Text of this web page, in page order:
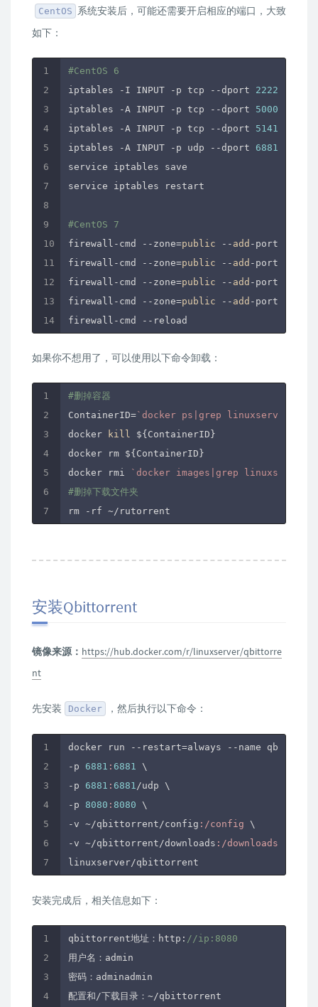
CentOS 系统安装后，可能还需要开启相应的端口，大致
如下：
#CentOS 6
iptables -I INPUT -p tcp --dport 2222
iptables -A INPUT -p tcp --dport 5000
iptables -A INPUT -p tcp --dport 51413
iptables -A INPUT -p udp --dport 6881
service iptables save
service iptables restart
#CentOS 7
firewall-cmd --zone=public -- add -port=
firewall-cmd --zone=public -- add -port=
firewall-cmd --zone=public -- add -port=
firewall-cmd --zone=public -- add -port=
firewall-cmd --reload
如果你不想用了，可以使用以下命令卸载：
#删掉容器
ContainerID=`docker ps|grep linuxserver/
docker
kill ${ContainerID}
docker rm ${ContainerID}
docker rmi
`docker images|grep
#删掉下载文件夹
rm -rf ~
安装Qbittorrent
镜像来源： https://hub.docker.com/r/linuxserver/qbittorre
nt
先安装 Docker ，然后执行以下命令：
docker run --restart=always --name
-p 6881 : 6881 \
-p 6881 : 6881/udp \
-p 8080 : 8080 \
-v ~/qbittorrent/config :/config \
-v ~/qbittorrent/downloads :/downloads
安装完成后，相关信息如下：
qbittorrent地址：http: //ip:8080
用户名：admin
密码：adminadmin